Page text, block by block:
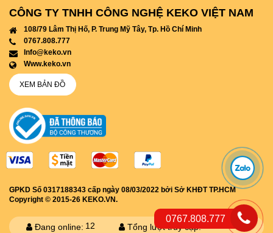
CÔNG TY TNHH CÔNG NGHỆ KEKO VIỆT NAM
108/79 Lâm Thị Hố, P. Trung Mỹ Tây, Tp. Hồ Chí Minh
0767.808.777
info@keko.vn
www.keko.vn
XEM BẢN ĐỒ
GPKD Số 0317188343 cấp ngày 08/03/2022 bởi Sở KHĐT TP.HCM
Copyright © 2015-26 KEKO.VN.
Đang online: 12 Tổng lượt truy cập:
0767.808.777